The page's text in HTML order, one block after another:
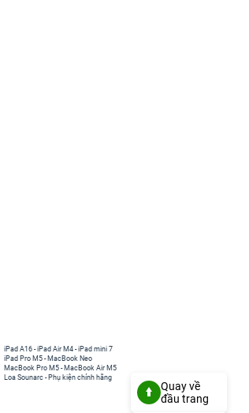
iPad A16 -iPad Air M4 -iPad mini 7
iPad Pro M5 - MacBook Neo
MacBook Pro M5 - MacBook Air M5
Loa Sounarc - Phụ kiện chính hãng
Quay về
đầu trang